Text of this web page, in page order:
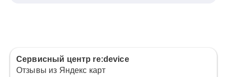
Сервисный центр re:device
Отзывы из Яндекс карт